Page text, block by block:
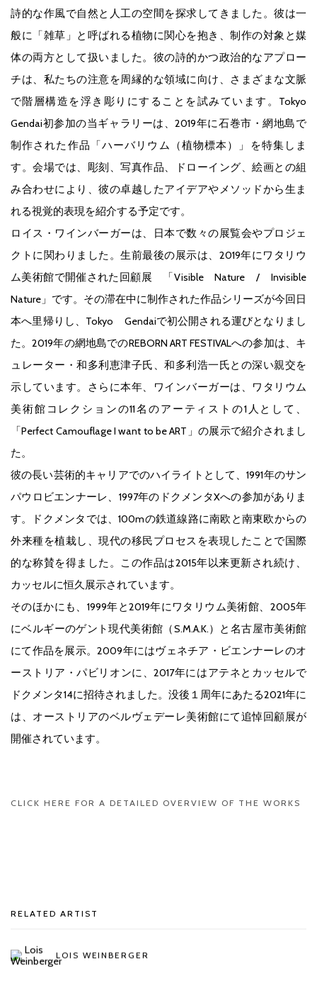
詩的な作風で自然と人工の空間を探求してきました。彼は一
般に「雑草」と呼ばれる植物に関心を抱き、制作の対象と媒
体の両方として扱いました。彼の詩的かつ政治的なアプロー
チは、私たちの注意を周縁的な領域に向け、さまざまな文脈
で階層構造を浮き彫りにすることを試みています。Tokyo
Gendai初参加の当ギャラリーは、2019年に石巻市・網地島で
制作された作品「ハーバリウム（植物標本）」を特集しま
す。会場では、彫刻、写真作品、ドローイング、絵画との組
み合わせにより、彼の卓越したアイデアやメソッドから生ま
れる視覚的表現を紹介する予定です。
ロイス・ワインバーガーは、日本で数々の展覧会やプロジェ
クトに関わりました。生前最後の展示は、2019年にワタリウ
ム美術館で開催された回顧展 「Visible Nature / Invisible
Nature」です。その滞在中に制作された作品シリーズが今回日
本へ里帰りし、Tokyo Gendaiで初公開される運びとなりまし
た。2019年の網地島でのREBORN ART FESTIVALへの参加は、キ
ュレーター・和多利恵津子氏、和多利浩一氏との深い親交を
示しています。さらに本年、ワインバーガーは、ワタリウム
美術館コレクションの11名のアーティストの1人として、
「Perfect Camouflage I want to be ART」の展示で紹介されまし
た。
彼の長い芸術的キャリアでのハイライトとして、1991年のサン
パウロビエンナーレ、1997年のドクメンタXへの参加がありま
す。ドクメンタでは、100mの鉄道線路に南欧と南東欧からの
外来種を植栽し、現代の移民プロセスを表現したことで国際
的な称賛を得ました。この作品は2015年以来更新され続け、
カッセルに恒久展示されています。
そのほかにも、1999年と2019年にワタリウム美術館、2005年
にベルギーのゲント現代美術館（S.M.A.K.）と名古屋市美術館
にて作品を展示。2009年にはヴェネチア・ビエンナーレのオ
ーストリア・パビリオンに、2017年にはアテネとカッセルで
ドクメンタ14に招待されました。没後１周年にあたる2021年に
は、オーストリアのベルヴェデーレ美術館にて追悼回顧展が
開催されています。
CLICK HERE FOR A DETAILED OVERVIEW OF THE WORKS
RELATED ARTIST
LOIS WEINBERGER